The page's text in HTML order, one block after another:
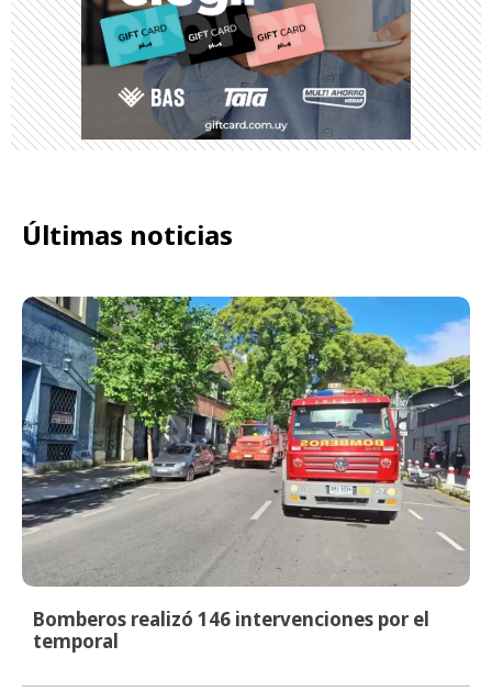
Últimas noticias
Bomberos realizó 146 intervenciones por el
temporal